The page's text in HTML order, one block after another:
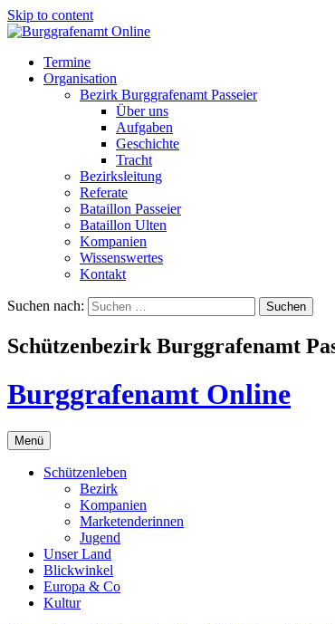
Skip to content
Termine
Organisation
Bezirk Burggrafenamt Passeier
Über uns
Aufgaben
Geschichte
Tracht
Bezirksleitung
Referate
Bataillon Passeier
Bataillon Ulten
Kompanien
Wissenswertes
Kontakt
Suchen nach:
Schützenbezirk Burggrafenamt
Burggrafenamt Online
Menü
Schützenleben
Bezirk
Kompanien
Marketenderinnen
Jugend
Unser Land
Blickwinkel
Europa & Co
Kultur